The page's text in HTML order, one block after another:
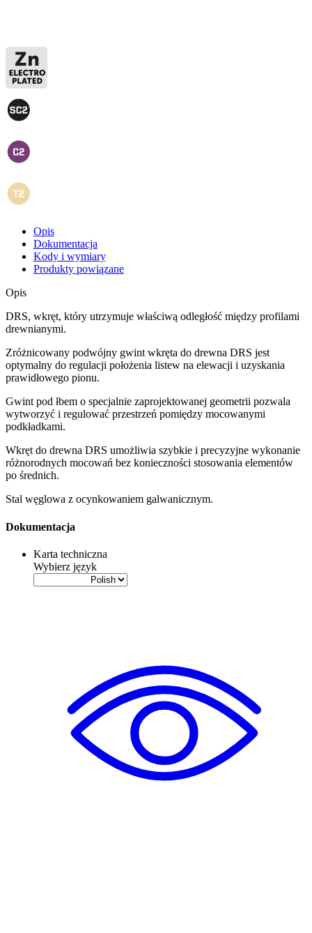
Opis
Dokumentacja
Kody i wymiary
Produkty powiązane
Opis
DRS, wkręt, który utrzymuje właściwą odległość między profilami
drewnianymi.
Zróżnicowany podwójny gwintwkręta do drewna DRS jest
optymalny do regulacji położenia listew na elewacji i uzyskania
prawidłowego pionu.
Gwint pod łbem o specjalnie zaprojektowanej geometrii pozwala
wytworzyć i regulować przestrzeń pomiędzy mocowanymi
podkładkami.
Wkręt do drewna DRS umożliwia szybkie i precyzyjne wykonanie
różnorodnych mocowań bez konieczności stosowania elementów
po średnich.
Stal węglowa z ocynkowaniem galwanicznym.
Dokumentacja
Karta techniczna
Wybierz język